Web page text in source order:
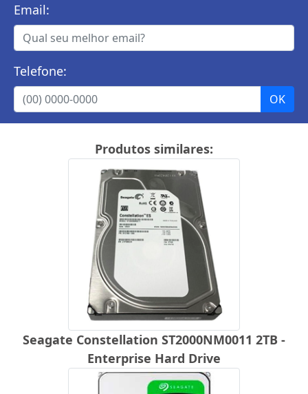
Email:
Telefone:
Produtos similares:
Seagate Constellation ST2000NM0011 2TB -
Enterprise Hard Drive